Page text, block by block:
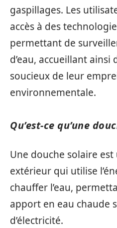
gaspillages. Les
accès à des
permettant de
d’eau, accueillant ainsi
soucieux de leur
environnementale.
Qu’est-ce qu’une
Une douche solaire
extérieur qui utilise
chauffer l’eau,
apport en eau chaude
d’électricité.